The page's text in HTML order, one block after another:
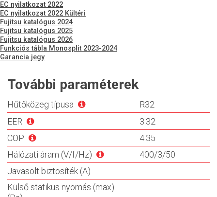
EC nyilatkozat 2022
EC nyilatkozat 2022 Kültéri
Fujitsu katalógus 2024
Fujitsu katalógus 2025
Fujitsu katalógus 2026
Funkciós tábla Monosplit 2023-2024
Garancia jegy
További paraméterek
Hűtőközeg típusa
R32
EER
3.32
COP
4.35
Hálózati áram (V/f/Hz)
400/3/50
Javasolt biztosíték (A)
Külső statikus nyomás (max)